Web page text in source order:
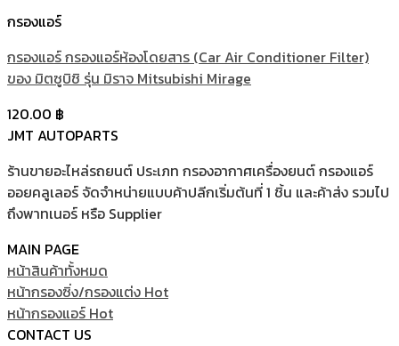
กรองแอร์
กรองแอร์ กรองแอร์ห้องโดยสาร (Car Air Conditioner Filter)
ของ มิตซูบิชิ รุ่น มิราจ Mitsubishi Mirage
120.00 ฿
JMT AUTOPARTS
ร้านขายอะไหล่รถยนต์ ประเภท กรองอากาศเครื่องยนต์ กรองแอร์
ออยคลูเลอร์ จัดจำหน่ายแบบค้าปลีกเริ่มต้นที่ 1 ชิ้น และค้าส่ง รวมไป
ถึงพาทเนอร์ หรือ Supplier
MAIN PAGE
หน้าสินค้าทั้งหมด
หน้ากรองซิ่ง/กรองแต่ง
หน้ากรองแอร์
CONTACT US